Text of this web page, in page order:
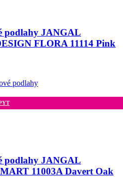
podlahy JANGAL
FLORA 11114 Pink
podlahy
podlahy JANGAL
11003A Davert Oak